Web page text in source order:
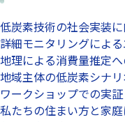
低炭素技術の社会実装
詳細モニタリングによ
地理による消費量推定
地域主体の低炭素シナ
ワークショップでの実証
私たちの住まい方と家